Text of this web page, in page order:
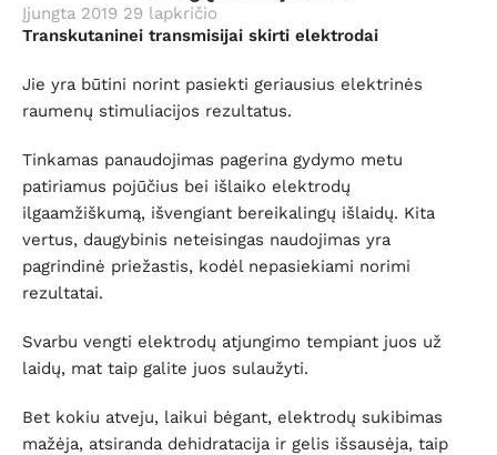
Įjungta 2019 29 lapkričio
Transkutaninei transmisijai skirti elektrodai
Jie yra būtini norint pasiekti geriausius elektrinės
raumenų stimuliacijos rezultatus.
Tinkamas panaudojimas pagerina gydymo metu
patiriamus pojūčius bei išlaiko elektrodų
ilgaamžiškumą, išvengiant bereikalingų išlaidų. Kita
vertus, daugybinis neteisingas naudojimas yra
pagrindinė priežastis, kodėl nepasiekiami norimi
rezultatai.
Svarbu vengti elektrodų atjungimo tempiant juos už
laidų, mat taip galite juos sulaužyti.
Bet kokiu atveju, laikui bėgant, elektrodų sukibimas
mažėja, atsiranda dehidratacija ir gelis išsausėja, taip